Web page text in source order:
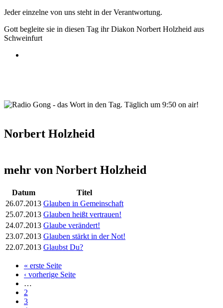
Jeder einzelne von uns steht in der Verantwortung.
Gott begleite sie in diesen Tag ihr Diakon Norbert Holzheid aus
Schweinfurt
Norbert Holzheid
mehr von Norbert Holzheid
Datum
Titel
26.07.2013 Glauben in Gemeinschaft
25.07.2013 Glauben heißt vertrauen!
24.07.2013 Glaube verändert!
23.07.2013 Glauben stärkt in der Not!
22.07.2013 Glaubst Du?
Seiten« erste Seite
‹ vorherige Seite
…
2
3